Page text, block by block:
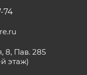
74
8, Пав. 285
этаж)